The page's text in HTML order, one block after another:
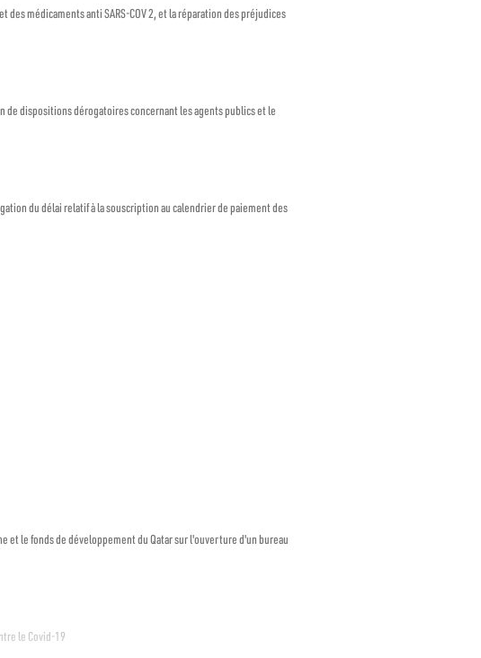
médicaments anti SARS-COV 2, et la réparation des préjudices
de dispositions dérogatoires concernant les agents publics et le
du délai relatif à la souscription au calendrier de paiement des
le fonds de développement du Qatar sur l'ouverture d'un bureau
le Covid-19